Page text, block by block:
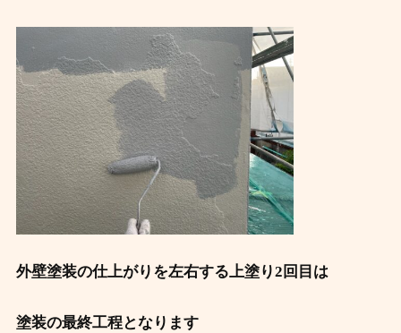
外壁塗装の仕上がりを左右する上塗り2回目は
塗装の最終工程となります